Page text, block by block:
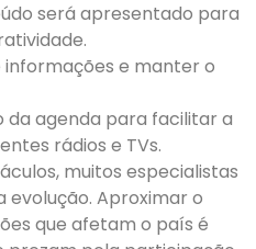
será apresentado para
e manter o
da agenda para facilitar a
rádios e TVs.
muitos especialistas
evolução. Aproximar o
que afetam o país é